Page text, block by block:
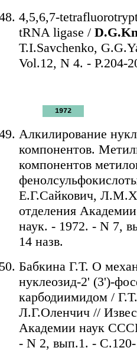
4,5,6,7-
tRNA ligase /
T.I.Savchenko,
Vol.12, N 4. - P.204-
1972
Алкилирование
компонентов.
компонентов
Е.Г.Сайкович,
отделения
наук. - 1972. - N 7,
14 назв.
Бабкина Г.Т. О
нуклеозид-2' (3')-
карбодиимидом /
Л.Г.Оленчич //
Академии наук
- N 2, вып.1. - С.120-